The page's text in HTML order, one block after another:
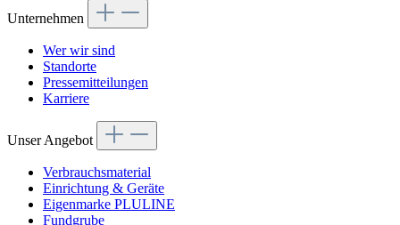
Unternehmen
Wer wir sind
Standorte
Pressemitteilungen
Karriere
Unser Angebot
Verbrauchsmaterial
Einrichtung & Geräte
Eigenmarke PLULINE
Fundgrube